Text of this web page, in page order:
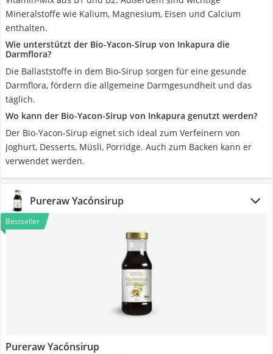
Mineralstoffe wie Kalium, Magnesium, Eisen und Calcium
enthalten.
Wie unterstützt der Bio-Yacon-Sirup von Inkapura die
Darmflora?
Die Ballaststoffe in dem Bio-Sirup sorgen für eine gesunde
Darmflora, fördern die allgemeine Darmgesundheit und das
täglich.
Wo kann der Bio-Yacon-Sirup von Inkapura genutzt werden?
Der Bio-Yacon-Sirup eignet sich ideal zum Verfeinern von
Joghurt, Desserts, Müsli, Porridge. Auch zum Backen kann er
verwendet werden.
Pureraw Yacónsirup
Bestseller
Pureraw Yacónsirup